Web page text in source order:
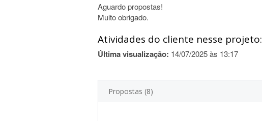
Aguardo propostas!
Muito obrigado.
Atividades do cliente nesse projeto:
Última visualização: 14/07/2025 às 13:17
Propostas (8)